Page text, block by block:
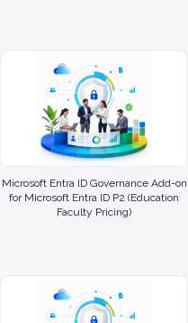
Microsoft Entra ID Governance Add-on
for Microsoft Entra ID P2 (Education
Faculty Pricing)